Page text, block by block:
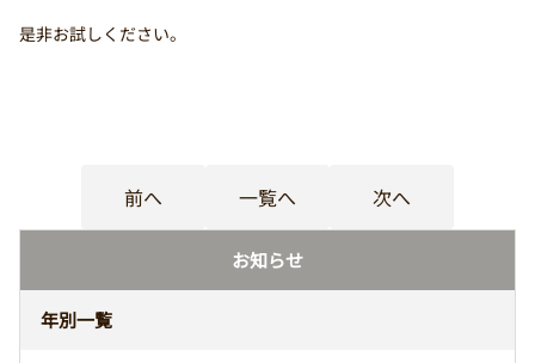
是非お試しください。
前へ 一覧へ 次へ
お知らせ
年別一覧